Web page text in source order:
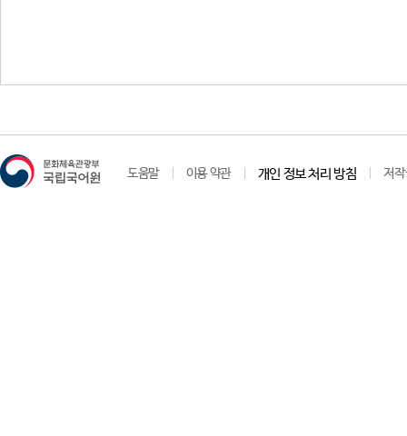
도움말 이용 약관 개인 정보 처리 방침 저